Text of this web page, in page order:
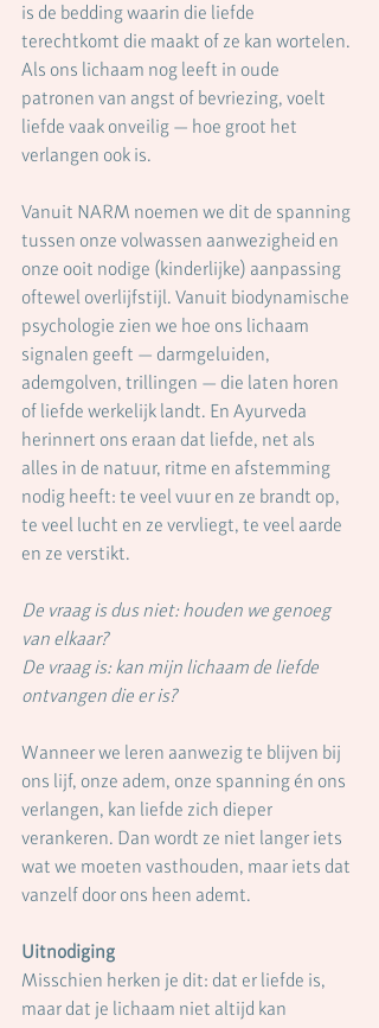
is de bedding waarin die liefde
terechtkomt die maakt of ze kan wortelen.
Als ons lichaam nog leeft in oude
patronen van angst of bevriezing, voelt
liefde vaak onveilig — hoe groot het
verlangen ook is.
Vanuit NARM noemen we dit de spanning
tussen onze volwassen aanwezigheid en
onze ooit nodige (kinderlijke) aanpassing
oftewel overlijfstijl. Vanuit biodynamische
psychologie zien we hoe ons lichaam
signalen geeft — darmgeluiden,
ademgolven, trillingen — die laten horen
of liefde werkelijk landt. En Ayurveda
herinnert ons eraan dat liefde, net als
alles in de natuur, ritme en afstemming
nodig heeft: te veel vuur en ze brandt op,
te veel lucht en ze vervliegt, te veel aarde
en ze verstikt.
De vraag is dus niet: houden we genoeg
van elkaar?
De vraag is: kan mijn lichaam de liefde
ontvangen die er is?
Wanneer we leren aanwezig te blijven bij
ons lijf, onze adem, onze spanning én ons
verlangen, kan liefde zich dieper
verankeren. Dan wordt ze niet langer iets
wat we moeten vasthouden, maar iets dat
vanzelf door ons heen ademt.
Uitnodiging
Misschien herken je dit: dat er liefde is,
maar dat je lichaam niet altijd kan